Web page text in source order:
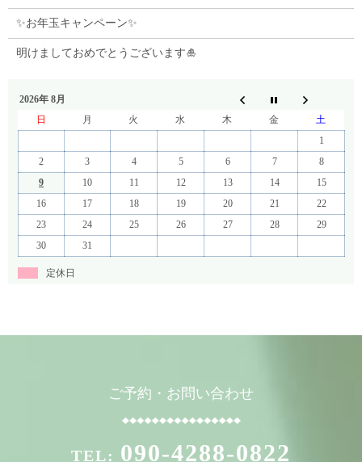
✨お年玉キャンペーン✨
明けましておめでとうございます🎍
2026年 8月
日
月 火 水 木 金
土
1
2
3 4 5 6 7
8
9
10 11 12 13 14
15
16
17 18 19 20 21
22
23
24 25 26 27 28
29
30
31
定休日
ご予約・お問い合わせ
TEL: 090-4288-0822